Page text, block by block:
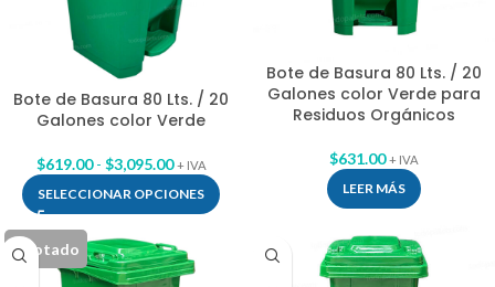
Bote de Basura 80 Lts. / 20
Galones color Verde
$619.00 - $3,095.00 + IVA
SELECCIONAR OPCIONES
Bote de Basura 80 Lts. / 20
Galones color Verde para
Residuos Orgánicos
$631.00 + IVA
LEER MÁS
Agotado